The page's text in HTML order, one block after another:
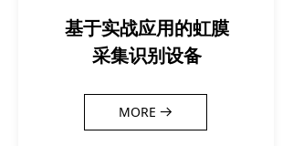
基于实战应用的虹膜
采集识别设备
MORE 뀠